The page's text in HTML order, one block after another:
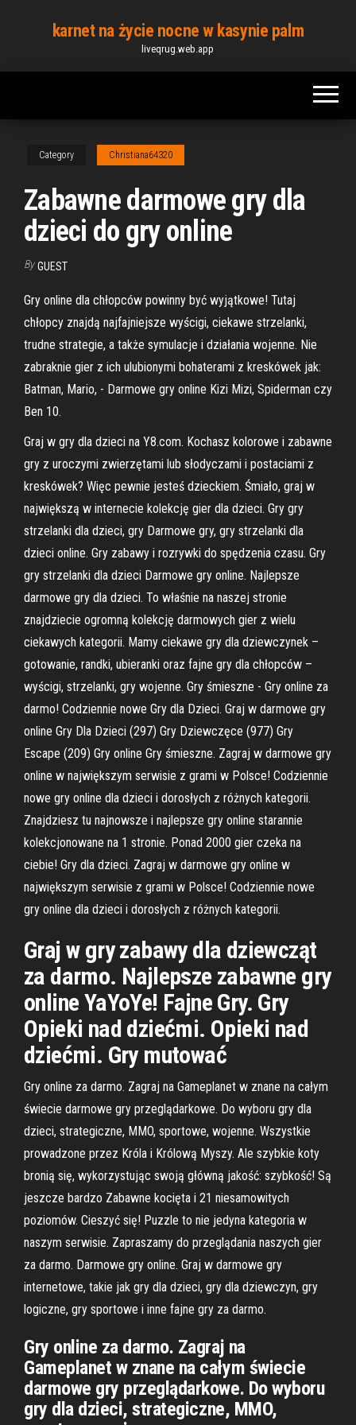
content
karnet na życie nocne w kasynie palm
liveqrug.web.app
Category Christiana64320
Zabawne darmowe gry dla
dzieci do gry online
By GUEST
Gry online dla chłopców powinny być wyjątkowe! Tutaj
chłopcy znajdą najfajniejsze wyścigi, ciekawe strzelanki,
trudne strategie, a także symulacje i działania wojenne. Nie
zabraknie gier z ich ulubionymi bohaterami z kreskówek jak:
Batman, Mario, - Darmowe gry online Kizi Mizi, Spiderman czy
Ben 10.
Graj w gry dla dzieci na Y8.com. Kochasz kolorowe i zabawne
gry z uroczymi zwierzętami lub słodyczami i postaciami z
kreskówek? Więc pewnie jesteś dzieckiem. Śmiało, graj w
największą w internecie kolekcję gier dla dzieci. Gry gry
strzelanki dla dzieci, gry Darmowe gry, gry strzelanki dla
dzieci online. Gry zabawy i rozrywki do spędzenia czasu. Gry
gry strzelanki dla dzieci Darmowe gry online. Najlepsze
darmowe gry dla dzieci. To właśnie na naszej stronie
znajdziecie ogromną kolekcję darmowych gier z wielu
ciekawych kategorii. Mamy ciekawe gry dla dziewczynek –
gotowanie, randki, ubieranki oraz fajne gry dla chłopców –
wyścigi, strzelanki, gry wojenne. Gry śmieszne - Gry online za
darmo! Codziennie nowe Gry dla Dzieci. Graj w darmowe gry
online Gry Dla Dzieci (297) Gry Dziewczęce (977) Gry
Escape (209) Gry online Gry śmieszne. Zagraj w darmowe gry
online w największym serwisie z grami w Polsce! Codziennie
nowe gry online dla dzieci i dorosłych z różnych kategorii.
Znajdziesz tu najnowsze i najlepsze gry online starannie
kolekcjonowane na 1 stronie. Ponad 2000 gier czeka na
ciebie! Gry dla dzieci. Zagraj w darmowe gry online w
największym serwisie z grami w Polsce! Codziennie nowe
gry online dla dzieci i dorosłych z różnych kategorii.
Graj w gry zabawy dla dziewcząt
za darmo. Najlepsze zabawne gry
online YaYoYe! Fajne Gry. Gry
Opieki nad dziećmi. Opieki nad
dziećmi. Gry mutować
Gry online za darmo. Zagraj na Gameplanet w znane na całym
świecie darmowe gry przeglądarkowe. Do wyboru gry dla
dzieci, strategiczne, MMO, sportowe, wojenne. Wszystkie
prowadzone przez Króla i Królową Myszy. Ale szybkie koty
bronią się, wykorzystując swoją główną jakość: szybkość! Są
jeszcze bardzo Zabawne kocięta i 21 niesamowitych
poziomów. Cieszyć się! Puzzle to nie jedyna kategoria w
naszym serwisie. Zapraszamy do przeglądania naszych gier
za darmo. Darmowe gry online. Graj w darmowe gry
internetowe, takie jak gry dla dzieci, gry dla dziewczyn, gry
logiczne, gry sportowe i inne fajne gry za darmo.
Gry online za darmo. Zagraj na
Gameplanet w znane na całym świecie
darmowe gry przeglądarkowe. Do wyboru
gry dla dzieci, strategiczne, MMO,